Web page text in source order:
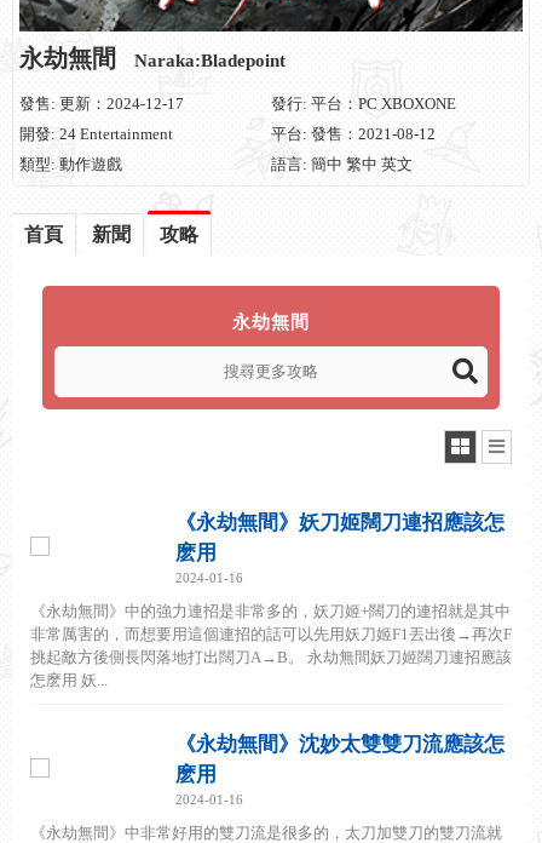
永劫無間 Naraka:Bladepoint
發售: 更新：2024-12-17
發行: 平台：PC XBOXONE
開發: 24 Entertainment
平台: 發售：2021-08-12
類型: 動作遊戲
語言: 簡中 繁中 英文
首頁 新聞 攻略
永劫無間
《永劫無間》妖刀姬闊刀連招應該怎
麽用
2024-01-16
《永劫無間》中的強力連招是非常多的，妖刀姬+闊刀的連招就是其中
非常厲害的，而想要用這個連招的話可以先用妖刀姬F1丟出後→再次F
挑起敵方後側長閃落地打出闊刀A→B。 永劫無間妖刀姬闊刀連招應該
怎麽用 妖...
《永劫無間》沈妙太雙雙刀流應該怎
麽用
2024-01-16
《永劫無間》中非常好用的雙刀流是很多的，太刀加雙刀的雙刀流就